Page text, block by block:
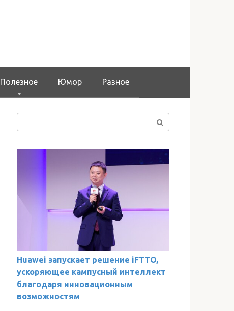
Полезное Юмор Разное
Huawei запускает решение iFTTO,
ускоряющее кампусный интеллект
благодаря инновационным
возможностям